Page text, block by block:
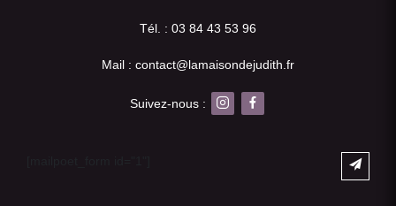
Tél. : 03 84 43 53 96
Mail : contact@lamaisondejudith.fr
Suivez-nous :